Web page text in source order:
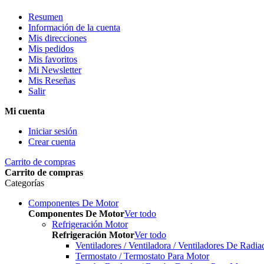
Resumen
Información de la cuenta
Mis direcciones
Mis pedidos
Mis favoritos
Mi Newsletter
Mis Reseñas
Salir
Mi cuenta
Iniciar sesión
Crear cuenta
Carrito de compras
Carrito de compras
Categorías
Componentes De Motor
Componentes De MotorVer todo
Refrigeración Motor
Refrigeración MotorVer todo
Ventiladores / Ventiladora / Ventiladores De
Termostato / Termostato Para Motor